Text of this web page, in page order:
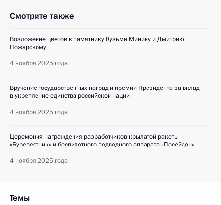
Смотрите также
Возложение цветов к памятнику Кузьме Минину и Дмитрию
Пожарскому
4 ноября 2025 года
Вручение государственных наград и премии Президента за вклад
в укрепление единства российской нации
4 ноября 2025 года
Церемония награждения разработчиков крылатой ракеты
«Буревестник» и беспилотного подводного аппарата «Посейдон»
4 ноября 2025 года
Темы